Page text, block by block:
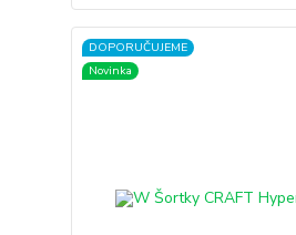
DOPORUČUJEME
Novinka